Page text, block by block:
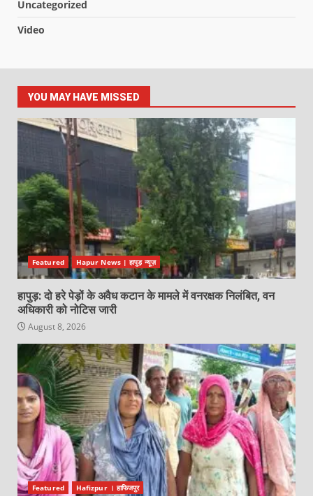
Uncategorized
Video
YOU MAY HAVE MISSED
Featured Hapur News | हापुड़ न्यूज़
हापुड़: दो हरे पेड़ों के अवैध कटान के मामले में वनरक्षक निलंबित, वन
अधिकारी को नोटिस जारी
August 8, 2026
Featured Hafizpur । हाफिजपुर